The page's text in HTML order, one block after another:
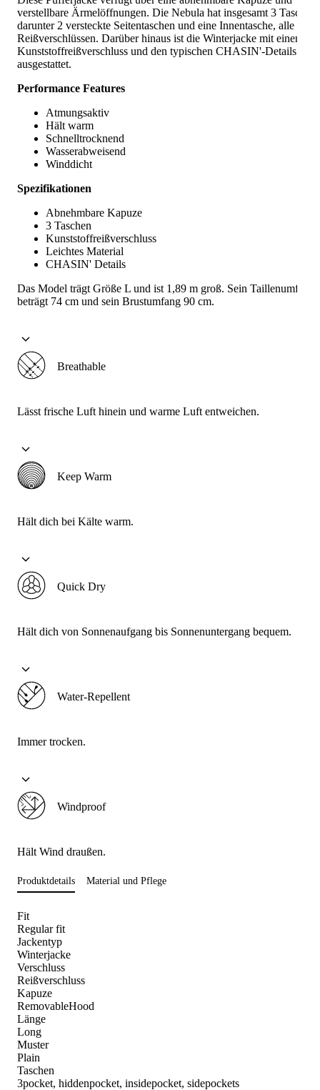
verstellbare Ärmelöffnungen. Die Nebula hat insgesamt 3 Taschen,
darunter 2 versteckte Seitentaschen und eine Innentasche, alle mit
Reißverschlüssen. Darüber hinaus ist die Winterjacke mit einem
Kunststoffreißverschluss und den typischen CHASIN'-Details
ausgestattet.
Performance Features
Atmungsaktiv
Hält warm
Schnelltrocknend
Wasserabweisend
Winddicht
Spezifikationen
Abnehmbare Kapuze
3 Taschen
Kunststoffreißverschluss
Leichtes Material
CHASIN' Details
Das Model trägt Größe L und ist 1,89 m groß. Sein Taillenumfang
beträgt 74 cm und sein Brustumfang 90 cm.
Breathable
Lässt frische Luft hinein und warme Luft entweichen.
Keep Warm
Hält dich bei Kälte warm.
Quick Dry
Hält dich von Sonnenaufgang bis Sonnenuntergang bequem.
Water-Repellent
Immer trocken.
Windproof
Hält Wind draußen.
Produktdetails Material und Pflege
Fit
Regular fit
Jackentyp
Winterjacke
Verschluss
Reißverschluss
Kapuze
RemovableHood
Länge
Long
Muster
Plain
Taschen
3pocket, hiddenpocket, insidepocket, sidepockets